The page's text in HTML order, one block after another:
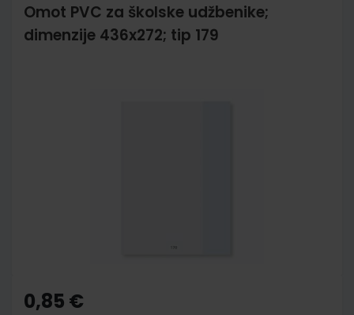
Omot PVC za školske udžbenike;
dimenzije 436x272; tip 179
the
beginning
0,85 €